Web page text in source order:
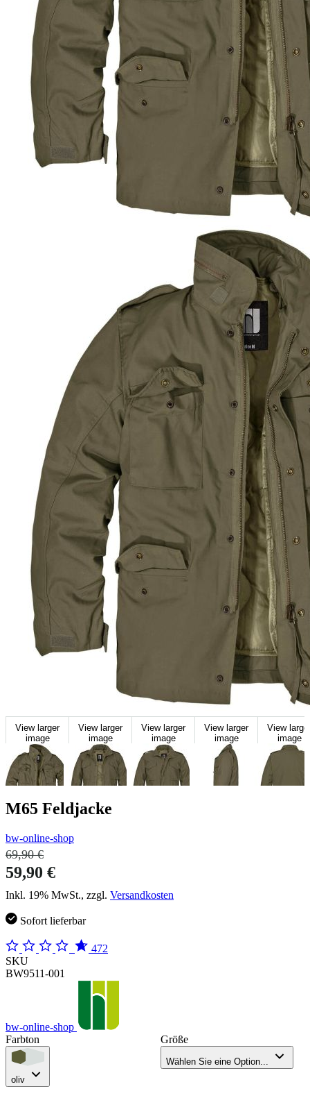
View larger
image
View larger
image
View larger
image
View larger
image
View
image
M65 Feldjacke
bw-online-shop
69,90 €
59,90 €
Inkl. 19% MwSt., zzgl. Versandkosten
Sofort lieferbar
472
SKU
BW9511-001
bw-online-shop
Farbton
oliv
Größe
Wählen Sie eine Option...